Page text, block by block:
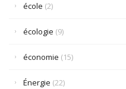
école (2)
écologie (9)
économie (15)
Énergie (22)